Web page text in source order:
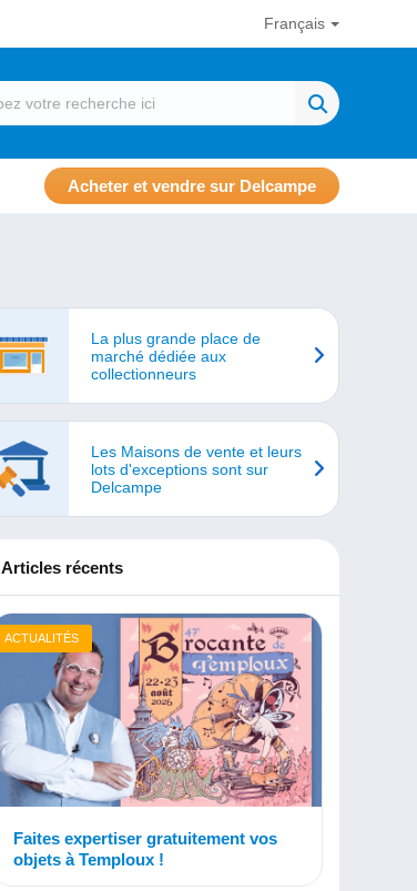
Français
Acheter et vendre sur Delcampe
La plus grande place de
marché dédiée aux
collectionneurs
Les Maisons de vente et leurs
lots d'exceptions sont sur
Delcampe
Articles récents
ACTUALITÉS
Faites expertiser gratuitement vos
objets à Temploux !